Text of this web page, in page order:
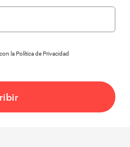
la Política de Privacidad